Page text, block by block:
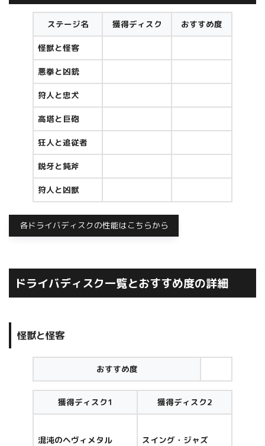
ステージ名 獲得ディスク おすすめ度
怪獣と怪客
悪拳と凶銃
狩人と忠犬
高塔と巨砲
狂人と追従者
鋭牙と鈍斧
狩人と凶獣
各ドライバディスクの性能はこちらから
ドライバディスク一覧とおすすめ度の詳細
怪獣と怪客
おすすめ度
獲得ディスク1 獲得ディスク2
混沌のヘヴィメタル スイング・ジャズ